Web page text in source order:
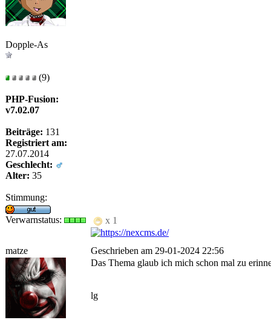
Dopple-As
(9)
PHP-Fusion:
v7.02.07
Beiträge: 131
Registriert am:
27.07.2014
Geschlecht:
Alter: 35
Stimmung:
Verwarnstatus: x 1
matze Geschrieben am 29-01-2024 22:56
Das Thema glaub ich mich schon mal zu
lg